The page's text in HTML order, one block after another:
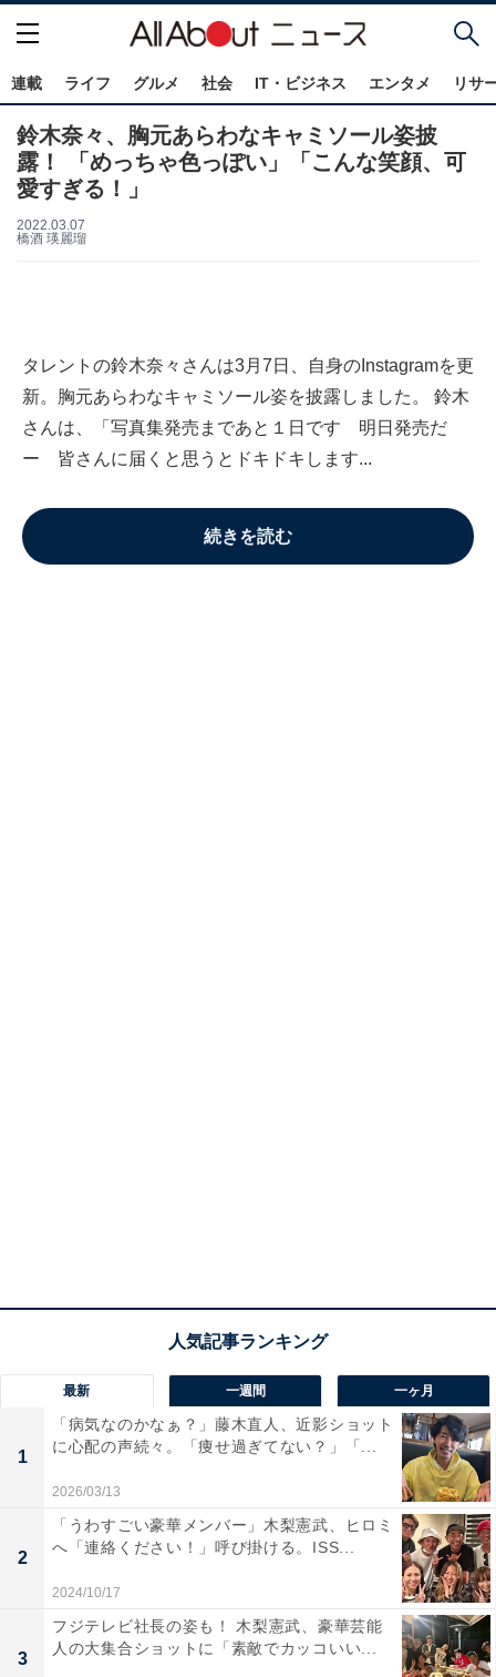
連載 ライフ グルメ 社会 IT・ビジネス エンタメ リサ
鈴木奈々、胸元あらわなキャミソール姿披
露！ 「めっちゃ色っぽい」「こんな笑顔、可
愛すぎる！」
2022.03.07
橋酒 瑛麗瑠
タレントの鈴木奈々さんは3月7日、自身のInstagramを更
新。胸元あらわなキャミソール姿を披露しました。 鈴木
さんは、「写真集発売まであと１日です 明日発売だ
ー 皆さんに届くと思うとドキドキします...
続きを読む
最新 一週間 一ヶ月
1
「病気なのかなぁ？」藤木直人、近影ショット
に心配の声続々。「痩せ過ぎてない？」「...
2026/03/13
2
「うわすごい豪華メンバー」木梨憲武、ヒロミ
へ「連絡ください！」呼び掛ける。ISS...
2024/10/17
3
フジテレビ社長の姿も！ 木梨憲武、豪華芸能
人の大集合ショットに「素敵でカッコいい...